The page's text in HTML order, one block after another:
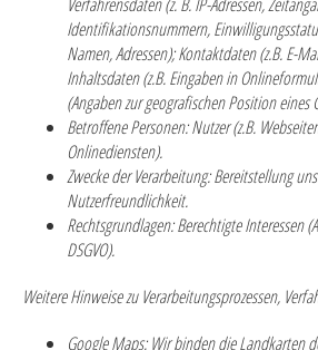
Identifikationsnummern,
Namen, Adressen); Kontaktdaten (z.B. E-
Inhaltsdaten (z.B. Eingaben in
(Angaben zur geografischen Position eines
Betroffene Personen:Nutzer (z.B.
Onlinediensten).
Zwecke der Verarbeitung:Bereitstellung
Nutzerfreundlichkeit.
Rechtsgrundlagen:Berechtigte Interessen
DSGVO).
Weitere Hinweise zu Verarbeitungsprozessen,
Google Maps:Wir binden die Landkarten